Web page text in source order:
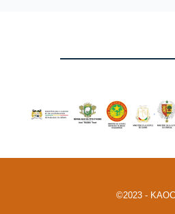
©2023 -